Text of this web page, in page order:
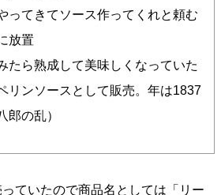
ってきてソース作ってくれと頼む
放置
たら熟成して美味しくなっていた
リンソースとして販売。年は1837
郎の乱）
ていたので商品名としては「リー